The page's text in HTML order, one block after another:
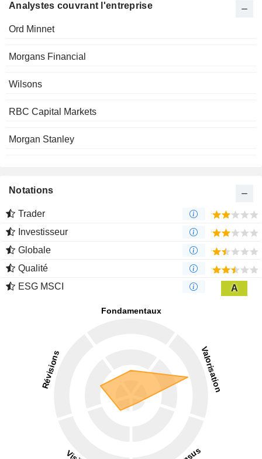
Analystes couvrant l'entreprise
Ord Minnet
Morgans Financial
Wilsons
RBC Capital Markets
Morgan Stanley
Notations
Trader
Investisseur
Globale
Qualité
ESG MSCI
A